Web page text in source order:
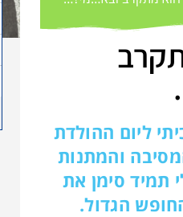
ליום ההולדת
והמתנות
תמיד סימן את
הגדול.